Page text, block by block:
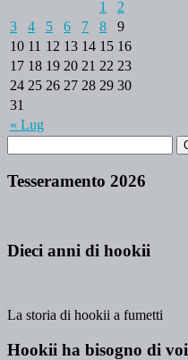
« Lug
1
2
3
4 5 6 7 8
9
10 11 12 13 14 15 16
17 18 19 20 21 22 23
24 25 26 27 28 29 30
31
Tesseramento 2026
Dieci anni di hookii
La storia di hookii a fumetti
Hookii ha bisogno di voi